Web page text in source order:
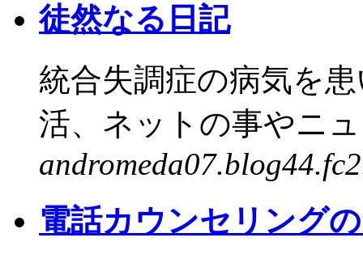
徒然なる日記
統合失調症の病気を
活、ネットの事やニ
電話カウンセリング